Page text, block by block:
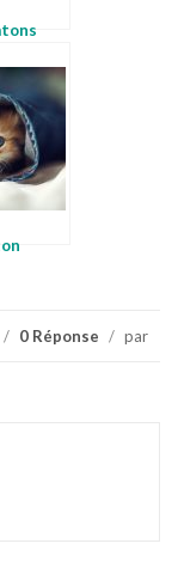
/ 0 Réponse / par